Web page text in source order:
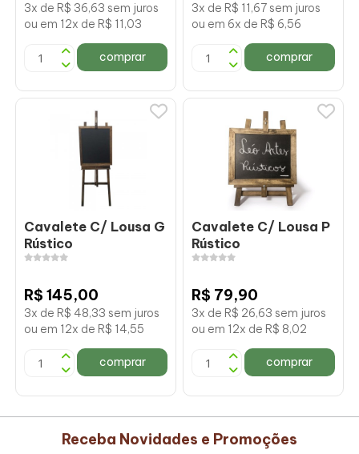
3x de R$ 36,63 sem juros
ou em 12x de R$ 11,03
comprar
3x de R$ 11,67 sem juros
ou em 6x de R$ 6,56
comprar
Cavalete C/ Lousa G
Rústico
R$ 145,00
3x de R$ 48,33 sem juros
ou em 12x de R$ 14,55
comprar
Cavalete C/ Lousa P
Rústico
R$ 79,90
3x de R$ 26,63 sem juros
ou em 12x de R$ 8,02
comprar
Receba Novidades e Promoções